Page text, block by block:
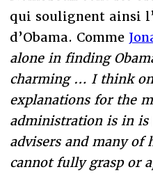
qui soulignent ainsi
d’Obama. Comme
alone in finding
charming … I think
explanations for the
administration is in is
advisers and many of
cannot fully grasp or